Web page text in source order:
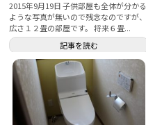
2015年9月19日 子供部屋も全体が分かる
ような写真が無いので残念なのですが、
広さ１２畳の部屋です。 将来６畳...
記事を読む